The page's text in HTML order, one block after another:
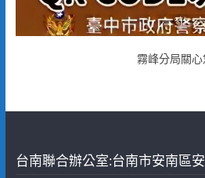
霧峰分局關心
台南聯合辦公室:台南市安南區